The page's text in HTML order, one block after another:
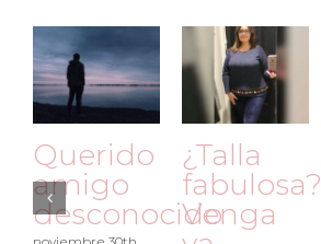
Querido
amigo
desconocido
¿Talla
fabulosa?
Venga